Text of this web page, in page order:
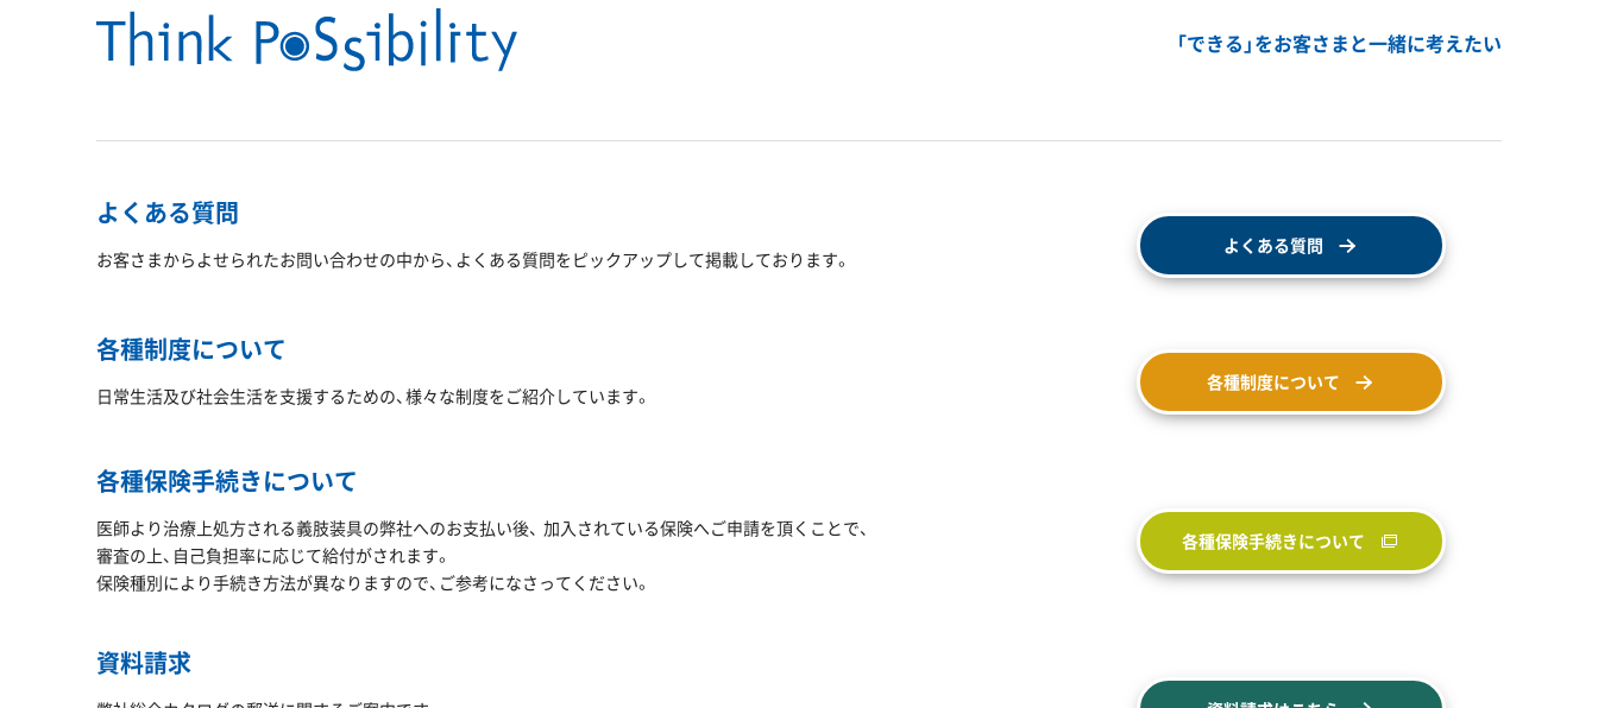
「できる」をお客さまと一緒に考えたい
よくある質問
お客さまからよせられたお問い合わせの中から、よくある質問をピックアップして掲載しております。
よくある質問
各種制度について
日常生活及び社会生活を支援するための、様々な制度をご紹介しています。
各種制度について
各種保険手続きについて
医師より治療上処方される義肢装具の弊社へのお支払い後、 加入されている保険へご申請を頂くことで、
審査の上、自己負担率に応じて給付がされます。
保険種別により手続き方法が異なりますので、ご参考になさってください。
各種保険手続きについて
資料請求